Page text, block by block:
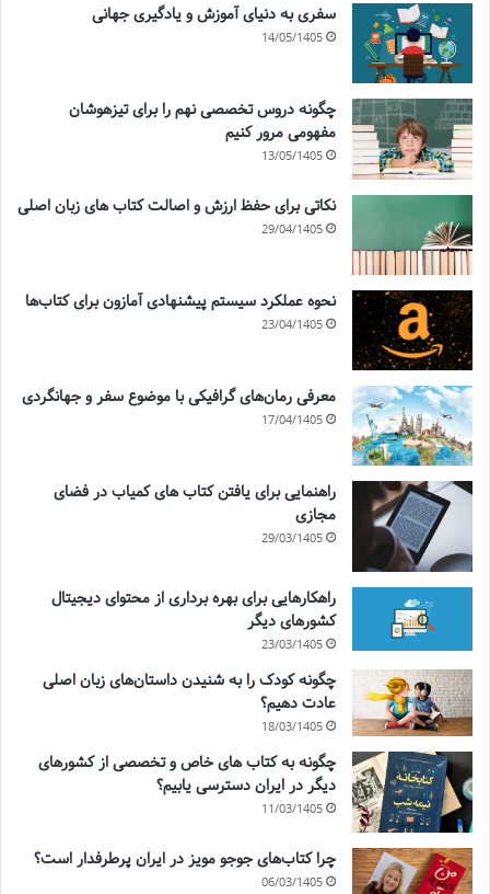
سفری به دنیای آموزش و یادگیری جهانی
14/05/1405
چگونه دروس تخصصی نهم را برای تیزهوشان
مفهومی مرور کنیم
13/05/1405
نکاتی برای حفظ ارزش و اصالت کتاب های زبان اصلی
29/04/1405
نحوه عملکرد سیستم پیشنهادی آمازون برای کتاب‌ها
23/04/1405
معرفی رمان‌های گرافیکی با موضوع سفر و جهانگردی
17/04/1405
راهنمایی برای یافتن کتاب های کمیاب در فضای
مجازی
29/03/1405
راهکارهایی برای بهره برداری از محتوای دیجیتال
کشورهای دیگر
23/03/1405
چگونه کودک را به شنیدن داستان‌های زبان اصلی
عادت دهیم؟
18/03/1405
چگونه به کتاب های خاص و تخصصی از کشورهای
دیگر در ایران دسترسی یابیم؟
11/03/1405
چرا کتاب‌های جوجو مویز در ایران پرطرفدار است؟
06/03/1405